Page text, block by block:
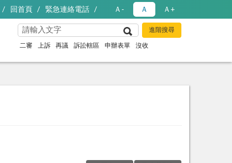
回首頁 緊急連絡電話 Ａ- Ａ Ａ+
二審 上訴 再議 訴訟轄區 申辦表單 沒收